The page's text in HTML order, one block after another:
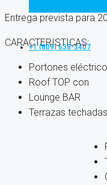
+1 (809) 638-3407
Entrega prevista para
CARACTERISTICAS:
Portones
Roof TOP con
Lounge BAR
Terrazas